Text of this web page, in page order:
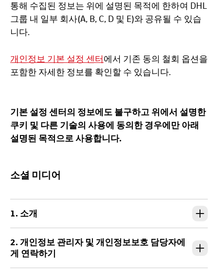
통해 수집된 정보는 위에 설명된 목적에 한하여 DHL
그룹 내 일부 회사(A, B, C, D 및 E)와 공유될 수 있습
니다.
개인정보 기본 설정 센터에서 기존 동의 철회 옵션을
포함한 자세한 정보를 확인할 수 있습니다.
기본 설정 센터의 정보에도 불구하고 위에서 설명한
쿠키 및 다른 기술의 사용에 동의한 경우에만 아래
설명된 목적으로 사용합니다.
소셜 미디어
1. 소개
2. 개인정보 관리자 및 개인정보보호 담당자에
게 연락하기